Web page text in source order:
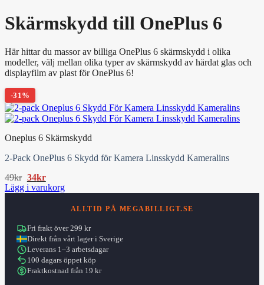
Skärmskydd till OnePlus 6
Här hittar du massor av billiga OnePlus 6 skärmskydd i olika
modeller, välj mellan olika typer av skärmskydd av härdat glas och
displayfilm av plast för OnePlus 6!
-31%
Oneplus 6 Skärmskydd
2-Pack OnePlus 6 Skydd för Kamera Linsskydd Kameralins
49kr Det
ursprungliga
priset
34krDet
nuvarande
priset
Lägg i varukorg
ALLTID PÅ MEGABILLIGT.SE
Fri frakt över 299 kr
Direkt från vårt lager i Sverige
Leverans 1–3 arbetsdagar
100 dagars öppet köp
Fraktkostnad från 19 kr